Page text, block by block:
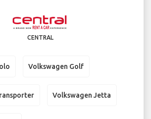
CENTRAL
Volkswagen Golf
Volkswagen Jetta